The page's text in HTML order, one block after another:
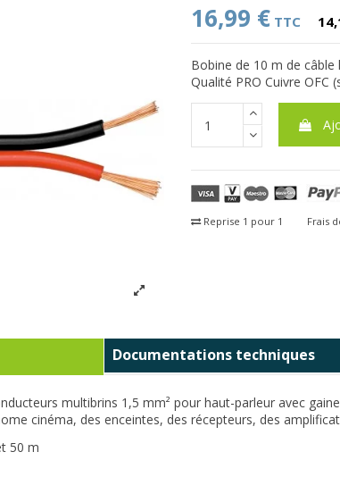
16,99 € TTC
Bobine de 10 m de
Qualité PRO Cuivre OFC
Reprise 1 pour 1 Frais de
Documentations techniques
multibrins 1,5 mm² pour haut-parleur avec
cinéma, des enceintes, des récepteurs, des
50 m